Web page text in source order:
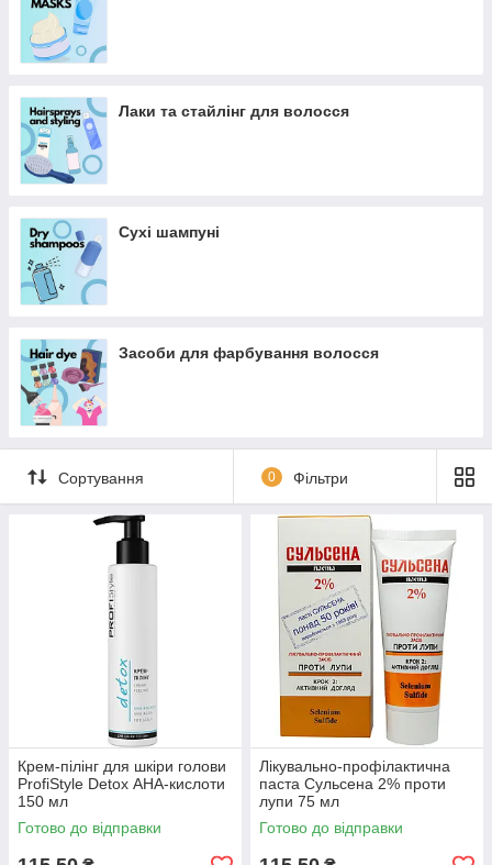
Лаки та стайлінг для волосся
Сухі шампуні
Засоби для фарбування волосся
Сортування 0 Фільтри
Крем-пілінг для шкіри голови
ProfiStyle Detox АНА-кислоти
150 мл
Готово до відправки
Лікувально-профілактична
паста Сульсена 2% проти
лупи 75 мл
Готово до відправки